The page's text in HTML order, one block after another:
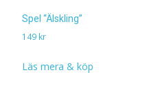
Spel “Älskling”
149 kr
Läs mera & köp